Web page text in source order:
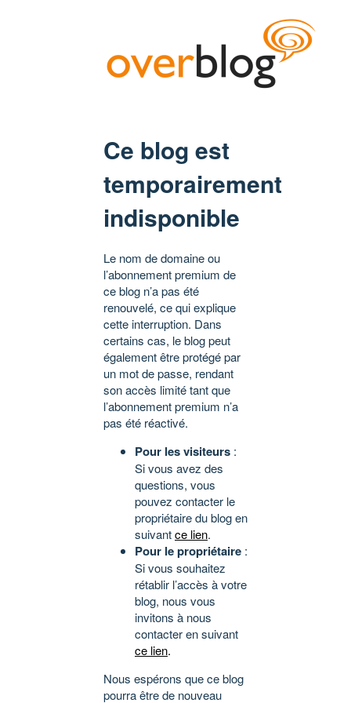
Ce blog est
temporairement
indisponible
Le nom de domaine ou
l’abonnement premium de
ce blog n’a pas été
renouvelé, ce qui explique
cette interruption. Dans
certains cas, le blog peut
également être protégé par
un mot de passe, rendant
son accès limité tant que
l’abonnement premium n’a
pas été réactivé.
Pour les visiteurs :
Si vous avez des
questions, vous
pouvez contacter le
propriétaire du blog en
suivantce lien.
Pour le propriétaire :
Si vous souhaitez
rétablir l’accès à votre
blog, nous vous
invitons à nous
contacter en suivant
ce lien.
Nous espérons que ce blog
pourra être de nouveau